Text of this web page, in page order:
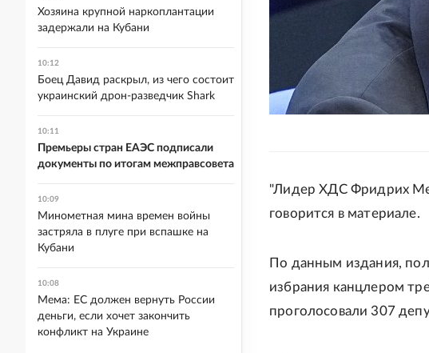
"Лидер ХДС Фридрих
говорится в материале.
По данным издания,
избрания канцлером
проголосовали 307
Хозяина крупной наркоплантации
задержали на Кубани
10:12
Боец Давид раскрыл, из чего состоит
украинский дрон-разведчик Shark
10:11
Премьеры стран ЕАЭС подписали
документы по итогам межправсовета
10:09
Минометная мина времен войны
застряла в плуге при вспашке на
Кубани
10:08
Мема: ЕС должен вернуть России
деньги, если хочет закончить
конфликт на Украине